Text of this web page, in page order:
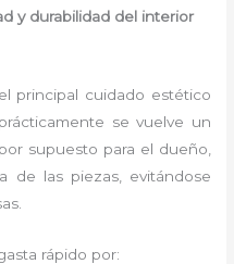
y durabilidad del interior
principal cuidado estético
se vuelve un
supuesto para el dueño,
de las piezas, evitándose
rápido por: